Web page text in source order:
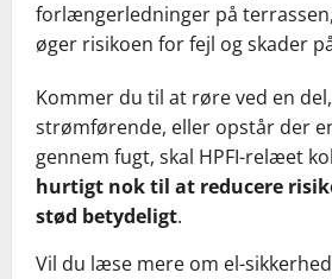
forlængerledninger på
øger risikoen for fejl og skader
Kommer du til at røre ved en
strømførende, eller opstår der
gennem fugt, skal HPFI-relæet
hurtigt nok til at reducere
stød betydeligt.
Vil du læse mere om el-